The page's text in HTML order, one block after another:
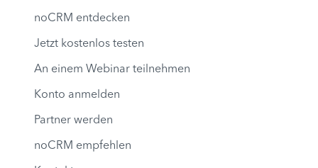
noCRM entdecken
Jetzt kostenlos testen
An einem Webinar teilnehmen
Konto anmelden
Partner werden
noCRM empfehlen